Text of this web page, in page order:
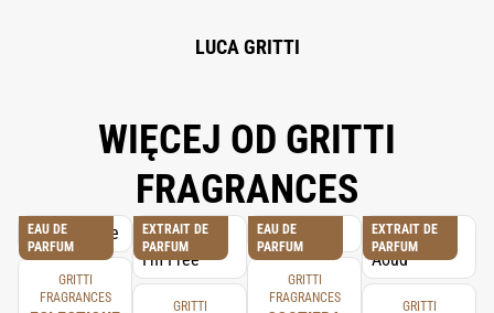
LUCA GRITTI
WIĘCEJ OD GRITTI
FRAGRANCES
EAU DE
PARFUM
GRITTI
FRAGRANCES
EXTRAIT DE
PARFUM
GRITTI
EAU DE
PARFUM
GRITTI
FRAGRANCES
EXTRAIT DE
PARFUM
GRITTI